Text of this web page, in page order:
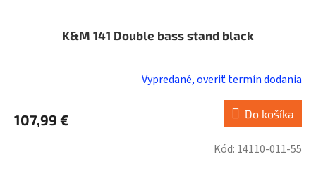
K&M 141 Double bass stand black
Vypredané, overiť termín dodania
107,99 € Do košíka
Kód: 14110-011-55